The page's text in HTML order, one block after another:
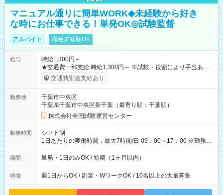
マニュアル通りに簡単WORK◆未経験から好き
な時にお仕事できる！単発OK◎試験監督
アルバイト 職種未経験OK
給与
時給1,300円～
★交通費一部支給 時給1,300円～ ※試験・役割により手当あり
※勤務回数により昇給あり 【即給（前払い）オプションあ
り！】 希望される場合、勤務から1週間ほどで給与の一部を受け
例】 ・河合塾模擬試験 8:30～17:30（休憩1時間） 時給1,300円
×8時間＝日収10,400円＋交通費 ※当日の役割により時給＋100
円の場合あり ・国家試験 7:00～13:30（休憩なし） 時給1,300
円（役割手当＋100円）×6時間＝日収8,400円＋交通費 【試用期
間】試用期間なし
交通費別途支給あり
勤務地
千葉市中央区
千葉県千葉市中央区新千葉（最寄り駅：千葉駅）
株式会社全国試験運営センター
勤務時間
シフト制
1日あたりの実働時間：最大7時間/日 09：00～17：00 ※勤務時
間は 試験により異なります。
期間 単発・1日のみOK / 短期（1ヶ月以内）
特徴 週1日からOK / 副業・WワークOK / 10名以上の大量募集